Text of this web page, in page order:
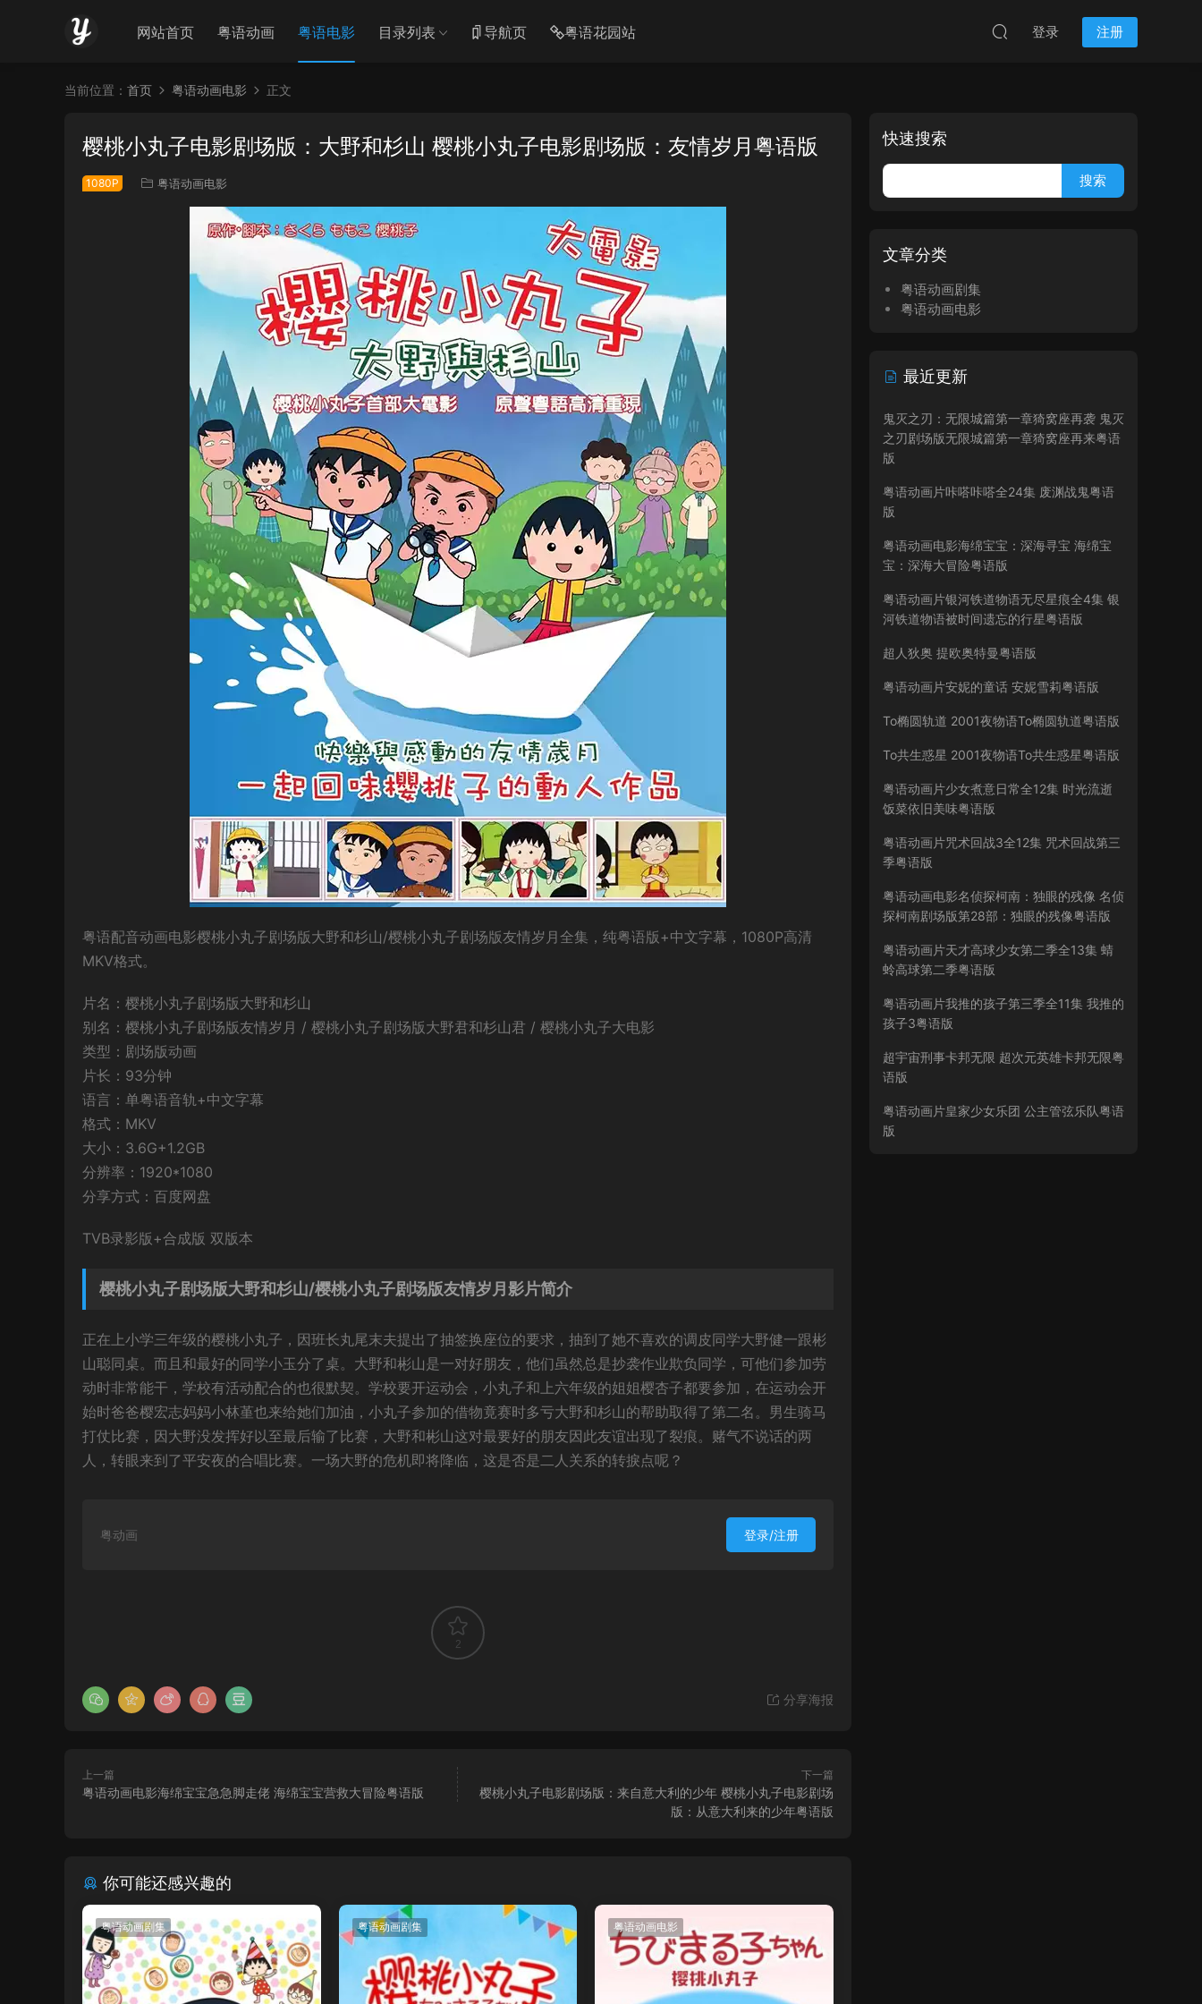
网站首页 粤语动画 粤语电影 目录列表 导航页 粤语花园站 登录 注册
当前位置： 首页 粤语动画电影 正文
樱桃小丸子电影剧场版：大野和杉山 樱桃小丸子电影剧场版：友情岁月粤语版
1080P 粤语动画电影
粤语配音动画电影樱桃小丸子剧场版大野和杉山/樱桃小丸子剧场版友情岁月全集，纯粤语版+中文字幕，1080P高清
MKV格式。
片名：樱桃小丸子剧场版大野和杉山
别名：樱桃小丸子剧场版友情岁月 / 樱桃小丸子剧场版大野君和杉山君 / 樱桃小丸子大电影
类型：剧场版动画
片长：93分钟
语言：单粤语音轨+中文字幕
格式：MKV
大小：3.6G+1.2GB
分辨率：1920*1080
分享方式：百度网盘
TVB录影版+合成版 双版本
樱桃小丸子剧场版大野和杉山/樱桃小丸子剧场版友情岁月影片简介
正在上小学三年级的樱桃小丸子，因班长丸尾末夫提出了抽签换座位的要求，抽到了她不喜欢的调皮同学大野健一跟彬
山聪同桌。而且和最好的同学小玉分了桌。大野和彬山是一对好朋友，他们虽然总是抄袭作业欺负同学，可他们参加劳
动时非常能干，学校有活动配合的也很默契。学校要开运动会，小丸子和上六年级的姐姐樱杏子都要参加，在运动会开
始时爸爸樱宏志妈妈小林堇也来给她们加油，小丸子参加的借物竟赛时多亏大野和杉山的帮助取得了第二名。男生骑马
打仗比赛，因大野没发挥好以至最后输了比赛，大野和彬山这对最要好的朋友因此友谊出现了裂痕。赌气不说话的两
人，转眼来到了平安夜的合唱比赛。一场大野的危机即将降临，这是否是二人关系的转捩点呢？
粤动画 登录/注册
2
分享海报
上一篇
粤语动画电影海绵宝宝急急脚走佬 海绵宝宝营救大冒险粤语版
下一篇
樱桃小丸子电影剧场版：来自意大利的少年 樱桃小丸子电影剧场
版：从意大利来的少年粤语版
你可能还感兴趣的
粤语动画剧集 粤语动画剧集 粤语动画电影
快速搜索
文章分类
粤语动画剧集
粤语动画电影
最近更新
鬼灭之刃：无限城篇第一章猗窝座再袭 鬼灭
之刃剧场版无限城篇第一章猗窝座再来粤语
版
粤语动画片咔嗒咔嗒全24集 废渊战鬼粤语
版
粤语动画电影海绵宝宝：深海寻宝 海绵宝
宝：深海大冒险粤语版
粤语动画片银河铁道物语无尽星痕全4集 银
河铁道物语被时间遗忘的行星粤语版
超人狄奥 提欧奥特曼粤语版
粤语动画片安妮的童话 安妮雪莉粤语版
To椭圆轨道 2001夜物语To椭圆轨道粤语版
To共生惑星 2001夜物语To共生惑星粤语版
粤语动画片少女煮意日常全12集 时光流逝
饭菜依旧美味粤语版
粤语动画片咒术回战3全12集 咒术回战第三
季粤语版
粤语动画电影名侦探柯南：独眼的残像 名侦
探柯南剧场版第28部：独眼的残像粤语版
粤语动画片天才高球少女第二季全13集 蜻
蛉高球第二季粤语版
粤语动画片我推的孩子第三季全11集 我推的
孩子3粤语版
超宇宙刑事卡邦无限 超次元英雄卡邦无限粤
语版
粤语动画片皇家少女乐团 公主管弦乐队粤语
版